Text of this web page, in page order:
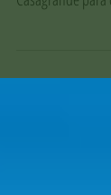
Projeto Amigos